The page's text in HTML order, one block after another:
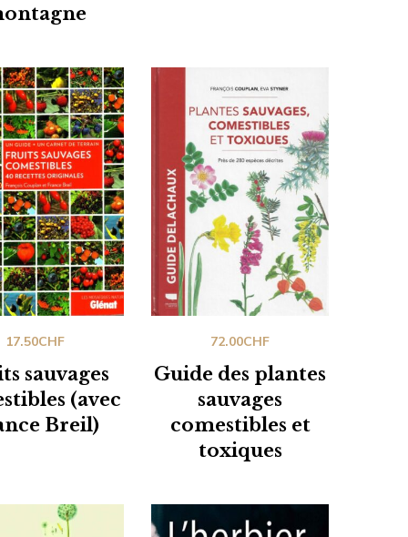
sauvages
(avec
Breil)
17.50CHF
Guide des plantes
sauvages
comestibles et
toxiques
72.00CHF